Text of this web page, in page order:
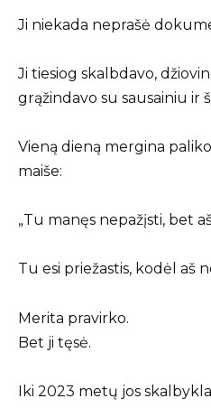
Ji niekada neprašė
Ji tiesiog skalbdavo,
grąžindavo su sausainiu ir
Vieną dieną mergina
maiše:
„Tu manęs nepažįsti, bet
Tu esi priežastis, kodėl aš
Merita pravirko.
Bet ji tęsė.
Iki 2023 metų jos